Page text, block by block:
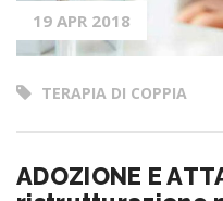
19 APR 2018
TERAPIA DI COPPIA
ADOZIONE E